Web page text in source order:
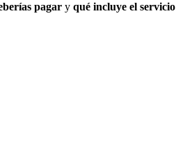
pagar y qué incluye el servicio